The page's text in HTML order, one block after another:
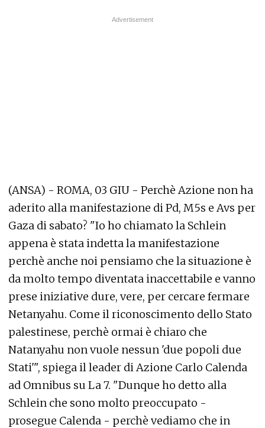
(ANSA) - ROMA, 03 GIU - Perchè Azione non ha
aderito alla manifestazione di Pd, M5s e Avs per
Gaza di sabato? "Io ho chiamato la Schlein
appena è stata indetta la manifestazione
perchè anche noi pensiamo che la situazione è
da molto tempo diventata inaccettabile e vanno
prese iniziative dure, vere, per cercare fermare
Netanyahu. Come il riconoscimento dello Stato
palestinese, perchè ormai è chiaro che
Natanyahu non vuole nessun 'due popoli due
Stati'", spiega il leader di Azione Carlo Calenda
ad Omnibus su La 7. "Dunque ho detto alla
Schlein che sono molto preoccupato -
prosegue Calenda - perchè vediamo che in